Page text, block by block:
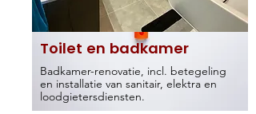
Toilet en badkamer
Badkamer-renovatie, incl. betegeling
en installatie van sanitair, elektra en
loodgietersdiensten.